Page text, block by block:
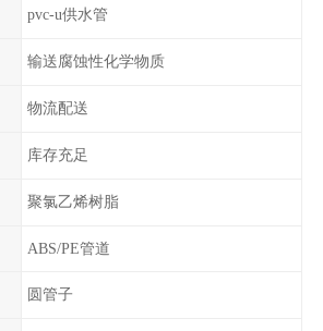
pvc-u供水管
输送腐蚀性化学物质
物流配送
库存充足
聚氯乙烯树脂
ABS/PE管道
圆管子